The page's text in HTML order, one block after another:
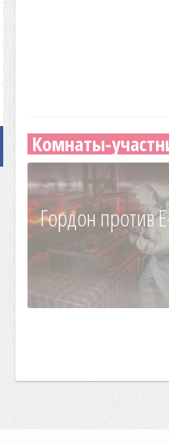
Комнаты-
Гордон против